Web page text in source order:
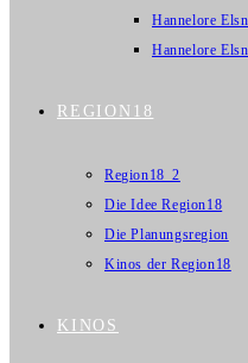
Hannelore
Hannelore
REGION18
Region18_2
Die Idee Region18
Die Planungsregion
Kinos der Region18
KINOS